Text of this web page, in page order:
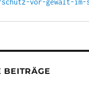
BEITRÄGE